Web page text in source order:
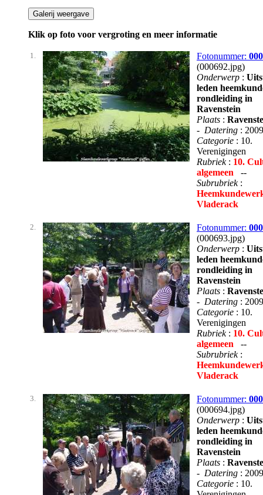
Klik op foto voor vergroting en meer informatie
1. Fotonummer:
(000692.jpg)
Onderwerp :
leden
rondleiding in
Ravenstein
Plaats :
- Datering :
Categorie : 10.
Verenigingen
Rubriek : 10.
algemeen --
Subrubriek :
Vladerack
2. Fotonummer:
(000693.jpg)
Onderwerp :
leden
rondleiding in
Ravenstein
Plaats :
- Datering :
Categorie : 10.
Verenigingen
Rubriek : 10.
algemeen --
Subrubriek :
Vladerack
3. Fotonummer:
(000694.jpg)
Onderwerp :
leden
rondleiding in
Ravenstein
Plaats :
- Datering :
Categorie : 10.